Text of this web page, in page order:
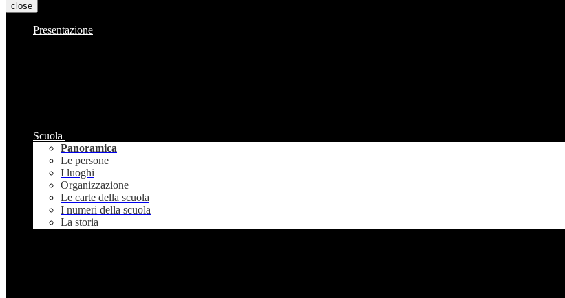
close
Presentazione
Scuola
Panoramica
Le persone
I luoghi
Organizzazione
Le carte della scuola
I numeri della scuola
La storia